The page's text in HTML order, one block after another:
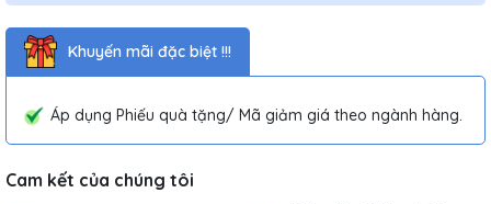
Khuyến mãi đặc biệt !!!
Áp dụng Phiếu quà tặng/ Mã giảm giá theo ngành hàng.
Cam kết của chúng tôi